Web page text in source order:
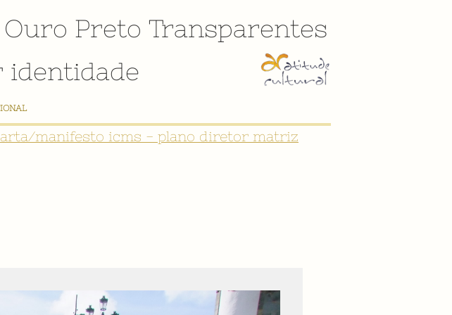
Ouro Preto Transparentes
identidade
manifesto icms - plano diretor matriz